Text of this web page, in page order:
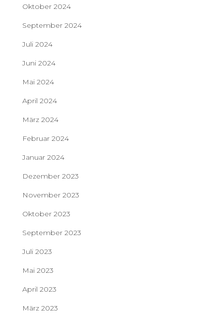
Oktober 2024
September 2024
Juli 2024
Juni 2024
Mai 2024
April 2024
März 2024
Februar 2024
Januar 2024
Dezember 2023
November 2023
Oktober 2023
September 2023
Juli 2023
Mai 2023
April 2023
März 2023